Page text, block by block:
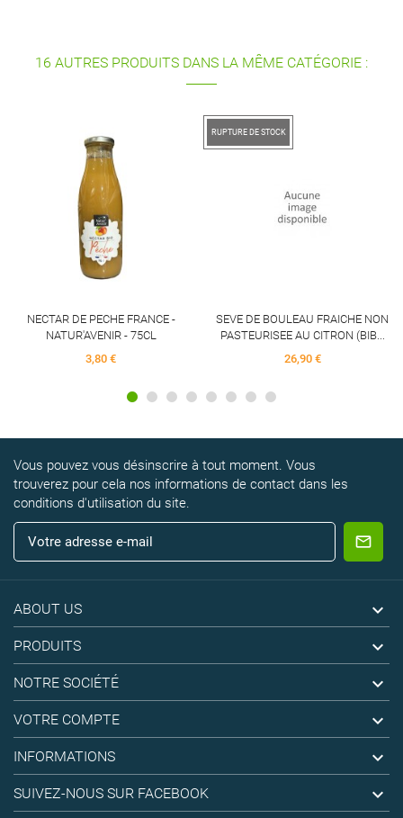
16 AUTRES PRODUITS DANS LA MÊME CATÉGORIE :
FRANCE -
- 75CL
SEVE DE BOULEAU FRAICHE NON
PASTEURISEE AU CITRON (BIB...
Vous pouvez vous désinscrire à tout moment. Vous
trouverez pour cela nos informations de contact dans les
conditions d'utilisation du site.
ABOUT US 
PRODUITS 
NOTRE SOCIÉTÉ 
VOTRE COMPTE 
INFORMATIONS 
SUIVEZ-NOUS SUR FACEBOOK 